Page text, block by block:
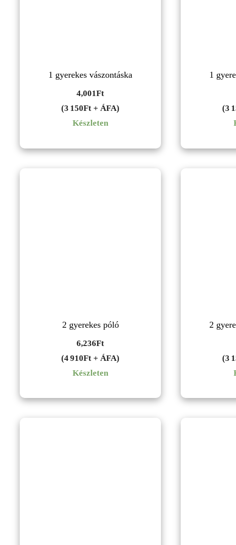
1 gyerekes vászontáska
4,001Ft
(3 150Ft + ÁFA)
Készleten
1
(3
2 gyerekes póló
6,236Ft
(4 910Ft + ÁFA)
Készleten
2
(3